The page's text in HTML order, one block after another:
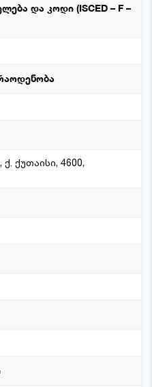
და კოდი (ISCED – F –
ქუთაისი, 4600,